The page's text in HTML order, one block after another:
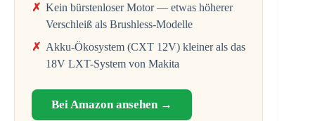
Kein bürstenloser Motor — etwas höherer
Verschleiß als Brushless-Modelle
Akku-Ökosystem (CXT 12V) kleiner als das
18V LXT-System von Makita
Bei Amazon ansehen →